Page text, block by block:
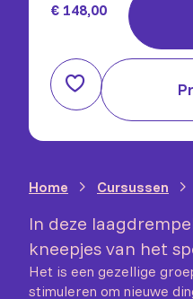
€ 148,00
Home Cursussen
In deze
kneepjes van het
Het is een gezellige
stimuleren om nieuwe